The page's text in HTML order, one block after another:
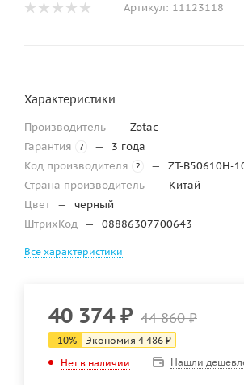
Артикул: 11123118
Характеристики
Производитель —
Zotac
Гарантия
? —
3 года
Код производителя
? —
ZT-B50610H-
Страна производитель —
Китай
Цвет —
черный
ШтрихКод — 08886307700643
Все характеристики
40 374₽ 44 860₽
-10% Экономия 4 486 ₽
Нет в наличии
Нашли